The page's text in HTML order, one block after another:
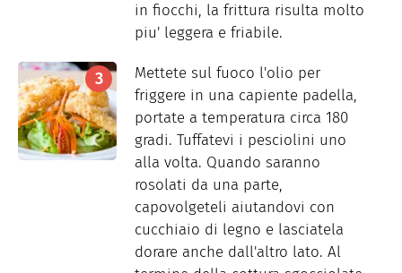
in fiocchi, la frittura risulta molto
piu' leggera e friabile.
Mettete sul fuoco l'olio per
friggere in una capiente padella,
portate a temperatura circa 180
gradi. Tuffatevi i pesciolini uno
alla volta. Quando saranno
rosolati da una parte,
capovolgeteli aiutandovi con
cucchiaio di legno e lasciatela
dorare anche dall'altro lato. Al